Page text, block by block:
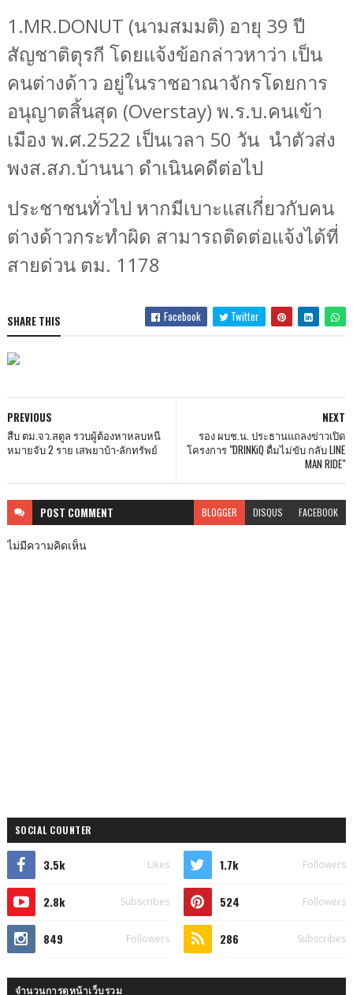
1.MR.DONUT (นามสมมติ) อายุ 39 ปี
สัญชาติตุรกี โดยแจ้งข้อกล่าวหาว่า เป็น
คนต่างด้าว อยู่ในราชอาณาจักรโดยการ
อนุญาตสิ้นสุด (Overstay) พ.ร.บ.คนเข้า
เมือง พ.ศ.2522 เป็นเวลา 50 วัน นำตัวส่ง
พงส.สภ.บ้านนา ดำเนินคดีต่อไป
ประชาชนทั่วไป หากมีเบาะแสเกี่ยวกับคน
ต่างด้าวกระทำผิด สามารถติดต่อแจ้งได้ที่
สายด่วน ตม. 1178
SHARE THIS Facebook Twitter
NEXT
รอง ผบช.น. ประธานแถลงข่าวเปิด
โครงการ "DRINKiQ ดื่มไม่ขับ กลับ LINE
MAN RIDE"
PREVIOUS
สืบ ตม.จว.สตูล รวบผู้ต้องหาหลบหนี
หมายจับ 2 ราย เสพยาบ้า-ลักทรัพย์
POST COMMENT BLOGGER DISQUS FACEBOOK
ไม่มีความคิดเห็น
SOCIAL COUNTER
3.5k Likes 1.7k Followers
2.8k Subscribes 524 Followers
849 Followers 286 Subscribes
จำนวนการดูหน้าเว็บรวม